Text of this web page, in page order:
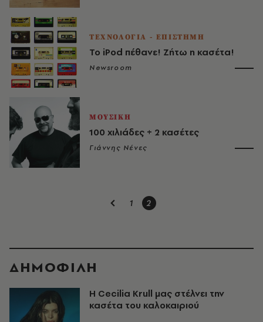
ΤΕΧΝΟΛΟΓΙΑ - ΕΠΙΣΤΗΜΗ
Το iPod πέθανε! Ζήτω η κασέτα!
Newsroom
ΜΟΥΣΙΚΗ
100 χιλιάδες + 2 κασέτες
Γιάννης Νένες
1 2
ΔΗΜΟΦΙΛΗ
Η Cecilia Krull μας στέλνει την
κασέτα του καλοκαιριού